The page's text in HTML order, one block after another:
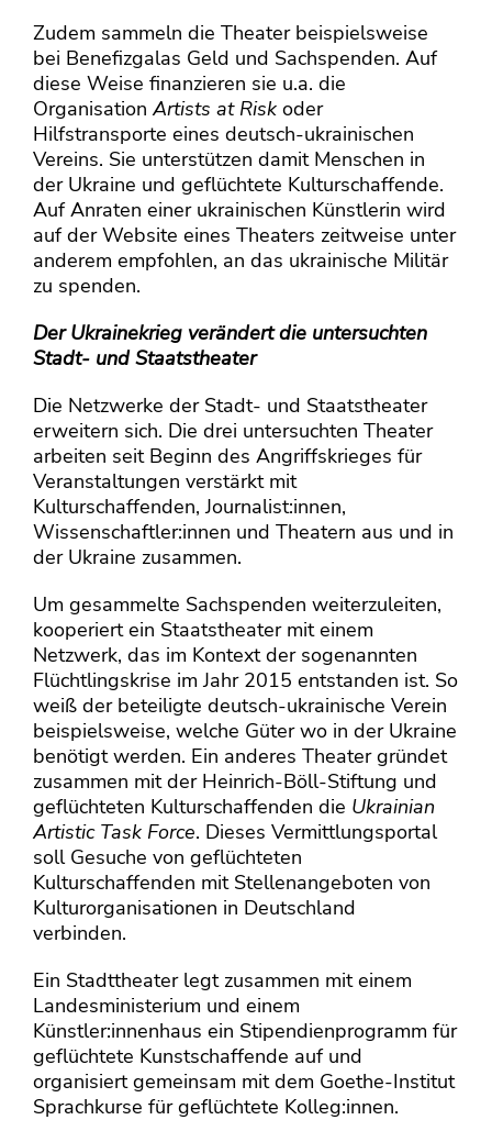
Zudem sammeln die Theater beispielsweise
bei Benefizgalas Geld und Sachspenden. Auf
diese Weise finanzieren sie u.a. die
OrganisationArtists at Risk oder
Hilfstransporte eines deutsch-ukrainischen
Vereins. Sie unterstützen damit Menschen in
der Ukraine und geflüchtete Kulturschaffende.
Auf Anraten einer ukrainischen Künstlerin wird
auf der Website eines Theaters zeitweise unter
anderem empfohlen, an das ukrainische Militär
zu spenden.
Der Ukrainekrieg verändert die untersuchten
Stadt- und Staatstheater
Die Netzwerke der Stadt- und Staatstheater
erweitern sich. Die drei untersuchten Theater
arbeiten seit Beginn des Angriffskrieges für
Veranstaltungen verstärkt mit
Kulturschaffenden, Journalist:innen,
Wissenschaftler:innen und Theatern aus und in
der Ukraine zusammen.
Um gesammelte Sachspenden weiterzuleiten,
kooperiert ein Staatstheater mit einem
Netzwerk, das im Kontext der sogenannten
Flüchtlingskrise im Jahr 2015 entstanden ist. So
weiß der beteiligte deutsch-ukrainische Verein
beispielsweise, welche Güter wo in der Ukraine
benötigt werden. Ein anderes Theater gründet
zusammen mit der Heinrich-Böll-Stiftung und
geflüchteten Kulturschaffenden die Ukrainian
Artistic Task Force. Dieses Vermittlungsportal
soll Gesuche von geflüchteten
Kulturschaffenden mit Stellenangeboten von
Kulturorganisationen in Deutschland
verbinden.
Ein Stadttheater legt zusammen mit einem
Landesministerium und einem
Künstler:innenhaus ein Stipendienprogramm für
geflüchtete Kunstschaffende auf und
organisiert gemeinsam mit dem Goethe-Institut
Sprachkurse für geflüchtete Kolleg:innen.